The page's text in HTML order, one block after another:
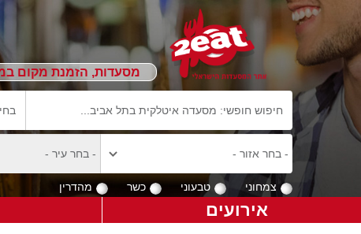
מסעדות, הזמנת מקום
צמחוני טבעוני כשר מהדרין
אירועים